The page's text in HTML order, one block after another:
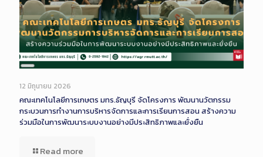
Long
Description
12 มิถุนายน 2026
คณะเทคโนโลยีการเกษตร มทร.ธัญบุรี จัดโครงการ พัฒนานวัตกรรม
กระบวนการทำงานการบริหารจัดการและการเรียนการสอน สร้างความ
ร่วมมือในการพัฒนาระบบงานอย่างมีประสิทธิภาพและยั่งยืน
Read more